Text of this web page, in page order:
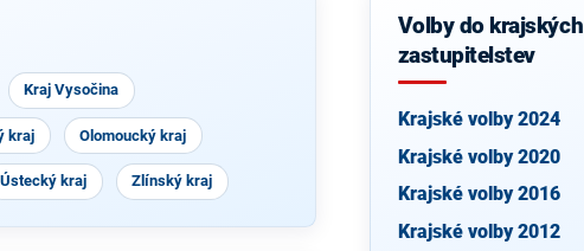
Kraj Vysočina
kraj Olomoucký kraj
Ústecký kraj Zlínský kraj
Volby do krajských
zastupitelstev
Krajské volby 2024
Krajské volby 2020
Krajské volby 2016
Krajské volby 2012